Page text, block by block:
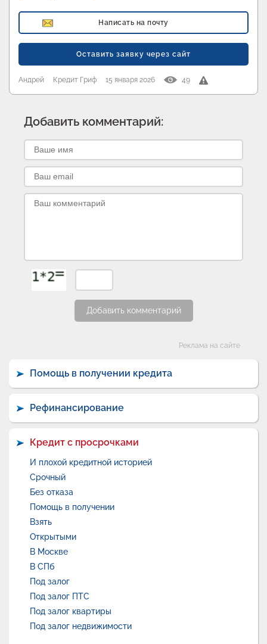
Написать на почту
Оставить заявку через сайт
Андрей Кредит Гриф 15 января 2026 49
Добавить комментарий:
Добавить комментарий
Реклама на сайте
Помощь в получении кредита
Рефинансирование
Кредит с просрочками
И плохой кредитной историей
Срочный
Без отказа
Помощь в получении
Взять
Открытыми
В Москве
В СПб
Под залог
Под залог ПТС
Под залог квартиры
Под залог недвижимости